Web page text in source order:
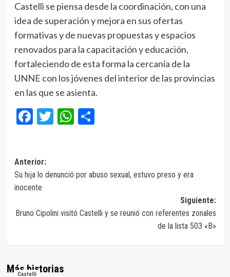
Castelli se piensa desde la coordinación, con una
idea de superación y mejora en sus ofertas
formativas y de nuevas propuestas y espacios
renovados para la capacitación y educación,
fortaleciendo de esta forma la cercanía de la
UNNE con los jóvenes del interior de las provincias
en las que se asienta.
Facebook
Twitter
WhatsApp
Compartir
Navegación
de
Anterior:
Su hija lo denunció por abuso sexual, estuvo preso y era
inocente
Siguiente:
Bruno Cipolini visitó Castelli y se reunió con referentes zonales
de la lista 503 «B»
Más historias
Castelli